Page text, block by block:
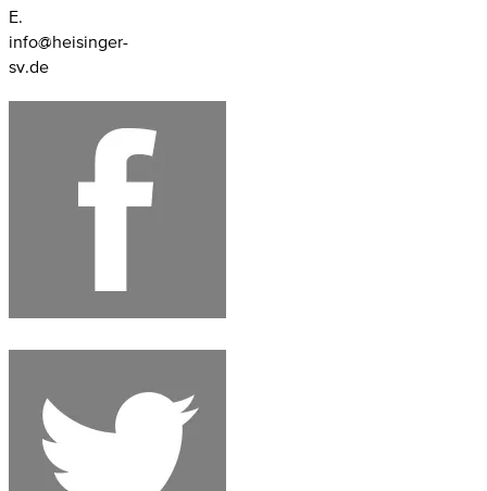
E.
info@heisinger-
sv.de